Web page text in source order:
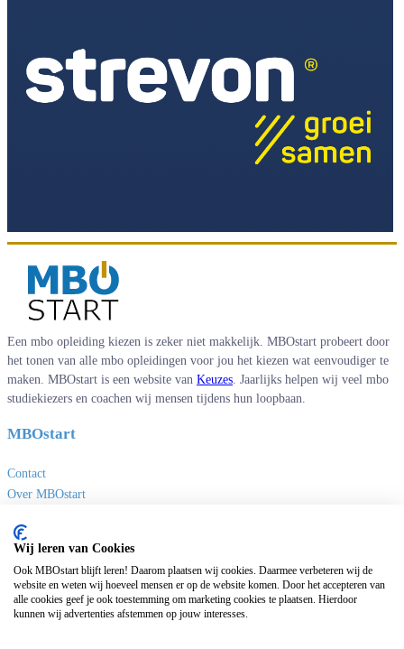
Een mbo opleiding kiezen is zeker niet makkelijk. MBOstart probeert door
het tonen van alle mbo opleidingen voor jou het kiezen wat eenvoudiger te
maken. MBOstart is een website van Keuzes . Jaarlijks helpen wij veel mbo
studiekiezers en coachen wij mensen tijdens hun loopbaan.
MBOstart
Contact
Over MBOstart
Disclaimer en privacy
MBO links
Sites van Keuzes
Wij leren van Cookies
Ook MBOstart blijft leren! Daarom plaatsen wij cookies. Daarmee verbeteren wij de
website en weten wij hoeveel mensen er op de website komen. Door het accepteren van
alle cookies geef je ook toestemming om marketing cookies te plaatsen. Hierdoor
kunnen wij advertenties afstemmen op jouw interesses.